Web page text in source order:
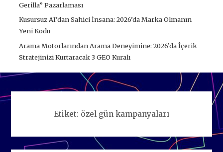
Gerilla” Pazarlaması
Kusursuz AI’dan Sahici İnsana: 2026’da Marka Olmanın
Yeni Kodu
Arama Motorlarından Arama Deneyimine: 2026’da İçerik
Stratejinizi Kurtaracak 3 GEO Kuralı
Etiket: özel gün kampanyaları